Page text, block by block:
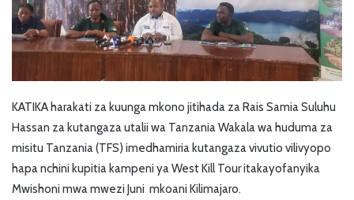
KATIKA harakati za kuunga mkono jitihada za Rais Samia Suluhu
Hassan za kutangaza utalii wa Tanzania Wakala wa huduma za
misitu Tanzania (TFS) imedhamiria kutangaza vivutio vilivyopo
hapa nchini kupitia kampeni ya West Kill Tour itakayofanyika
Mwishoni mwa mwezi Juni mkoani Kilimajaro.